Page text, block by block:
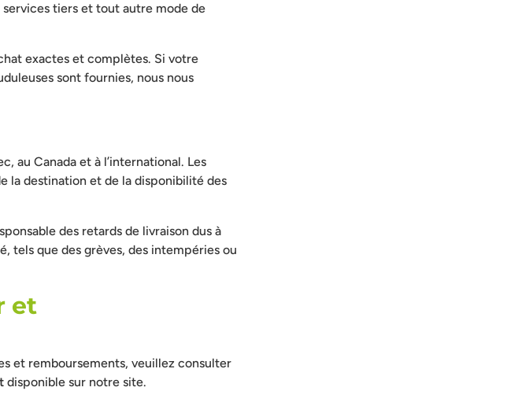
tiers et tout autre mode de
exactes et complètes. Si votre
sont fournies, nous nous
au Canada et à l’international. Les
la destination et de la disponibilité des
des retards de livraison dus à
tels que des grèves, des intempéries ou
et
et remboursements, veuillez consulter
disponible sur notre site.